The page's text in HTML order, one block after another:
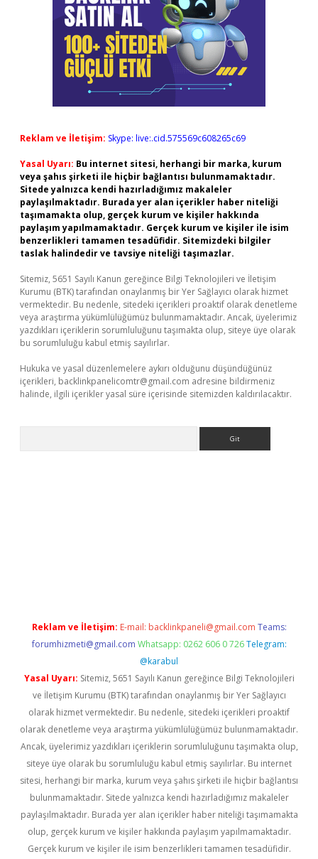
Reklam ve İletişim: Skype: live:.cid.575569c608265c69
Yasal Uyarı: Bu internet sitesi, herhangi bir marka, kurum
veya şahıs şirketi ile hiçbir bağlantısı bulunmamaktadır.
Sitede yalnızca kendi hazırladığımız makaleler
paylaşılmaktadır. Burada yer alan içerikler haber niteliği
taşımamakta olup, gerçek kurum ve kişiler hakkında
paylaşım yapılmamaktadır. Gerçek kurum ve kişiler ile isim
benzerlikleri tamamen tesadüfidir. Sitemizdeki bilgiler
taslak halindedir ve tavsiye niteliği taşımazlar.
Sitemiz, 5651 Sayılı Kanun gereğince Bilgi Teknolojileri ve İletişim
Kurumu (BTK) tarafından onaylanmış bir Yer Sağlayıcı olarak hizmet
vermektedir. Bu nedenle, sitedeki içerikleri proaktif olarak denetleme
veya araştırma yükümlülüğümüz bulunmamaktadır. Ancak, üyelerimiz
yazdıkları içeriklerin sorumluluğunu taşımakta olup, siteye üye olarak
bu sorumluluğu kabul etmiş sayılırlar.
Hukuka ve yasal düzenlemelere aykırı olduğunu düşündüğünüz
içerikleri, backlinkpanelicomtr@gmail.com adresine bildirmeniz
halinde, ilgili içerikler yasal süre içerisinde sitemizden kaldırılacaktır.
Reklam ve İletişim: E-mail: backlinkpaneli@gmail.com Teams:
forumhizmeti@gmail.com Whatsapp: 0262 606 0 726 Telegram:
@karabul
Yasal Uyarı: Sitemiz, 5651 Sayılı Kanun gereğince Bilgi Teknolojileri
ve İletişim Kurumu (BTK) tarafından onaylanmış bir Yer Sağlayıcı
olarak hizmet vermektedir. Bu nedenle, sitedeki içerikleri proaktif
olarak denetleme veya araştırma yükümlülüğümüz bulunmamaktadır.
Ancak, üyelerimiz yazdıkları içeriklerin sorumluluğunu taşımakta olup,
siteye üye olarak bu sorumluluğu kabul etmiş sayılırlar. Bu internet
sitesi, herhangi bir marka, kurum veya şahıs şirketi ile hiçbir bağlantısı
bulunmamaktadır. Sitede yalnızca kendi hazırladığımız makaleler
paylaşılmaktadır. Burada yer alan içerikler haber niteliği taşımamakta
olup, gerçek kurum ve kişiler hakkında paylaşım yapılmamaktadır.
Gerçek kurum ve kişiler ile isim benzerlikleri tamamen tesadüfidir.